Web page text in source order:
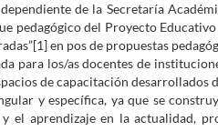
de la Secretaría
pedagógico del Proyecto
en pos de propuestas
para los/as docentes de
de capacitación desarrollados
y específica, ya que se
el aprendizaje en la actualidad,